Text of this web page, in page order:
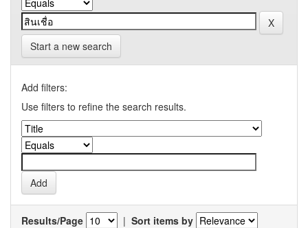
Start a new search
Add filters:
Use filters to refine the search results.
Results/Page | Sort items by